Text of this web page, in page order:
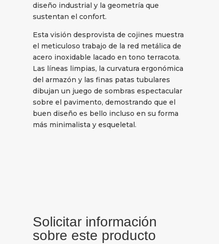
diseño industrial y la geometría que
sustentan el confort.
Esta visión desprovista de cojines muestra
el meticuloso trabajo de la red metálica de
acero inoxidable lacado en tono terracota.
Las líneas limpias, la curvatura ergonómica
del armazón y las finas patas tubulares
dibujan un juego de sombras espectacular
sobre el pavimento, demostrando que el
buen diseño es bello incluso en su forma
más minimalista y esqueletal.
Solicitar información
sobre este producto